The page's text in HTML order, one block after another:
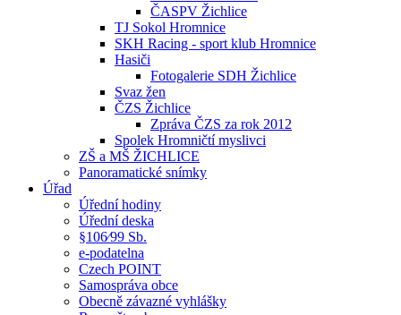
ČASPV Žichlice
TJ Sokol Hromnice
SKH Racing - sport klub Hromnice
Hasiči
Fotogalerie SDH Žichlice
Svaz žen
ČZS Žichlice
Zpráva ČZS za rok 2012
Spolek Hromničtí myslivci
ZŠ a MŠ ŽICHLICE
Panoramatické snímky
Úřad
Úřední hodiny
Úřední deska
§106⁄99 Sb.
e-podatelna
Czech POINT
Samospráva obce
Obecně závazné vyhlášky